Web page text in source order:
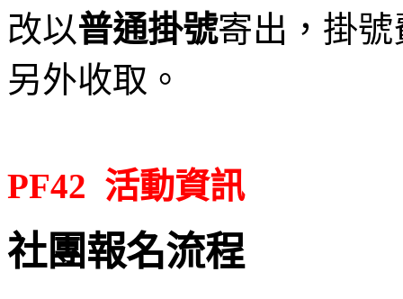
改以普通掛號寄出，掛
另外收取。
PF42 活動資訊
社團報名流程